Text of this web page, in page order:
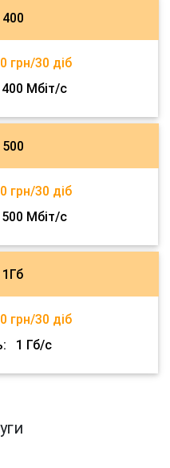
400
грн/30 діб
400 Мбіт/с
500
грн/30 діб
500 Мбіт/с
1Гб
грн/30 діб
1 Гб/с